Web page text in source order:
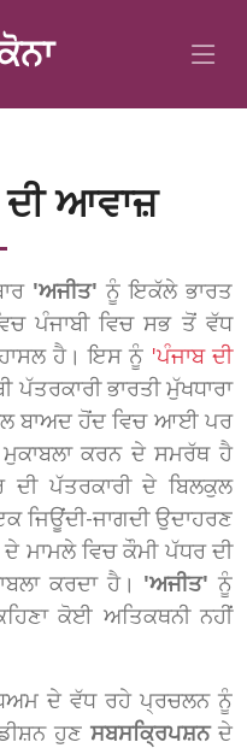
ਆਵਾਜ਼
'ਅਜੀਤ' ਨੂੰ ਇਕੱਲੇ ਭਾਰਤ
ਪੰਜਾਬੀ ਵਿਚ ਸਭ ਤੋਂ ਵੱਧ
ਹੈ। ਇਸ ਨੂੰ 'ਪੰਜਾਬ ਦੀ
ਪੱਤਰਕਾਰੀ ਭਾਰਤੀ ਮੁੱਖਧਾਰਾ
ਬਾਅਦ ਹੋਂਦ ਵਿਚ ਆਈ ਪਰ
ਕਰਨ ਦੇ ਸਮਰੱਥ ਹੈ
ਪੱਤਰਕਾਰੀ ਦੇ ਬਿਲਕੁਲ
ਜਿਊਂਦੀ-ਜਾਗਦੀ ਉਦਾਹਰਣ
ਮਾਮਲੇ ਵਿਚ ਕੌਮੀ ਪੱਧਰ ਦੀ
ਕਰਦਾ ਹੈ। 'ਅਜੀਤ'ਨੂੰ
ਕੋਈ ਅਤਿਕਥਨੀ ਨਹੀਂ
ਦੇ ਵੱਧ ਰਹੇ ਪ੍ਰਚਲਨ ਨੂੰ
ਹੁਣ ਸਬਸਕ੍ਰਿਪਸ਼ਨ ਦੇ